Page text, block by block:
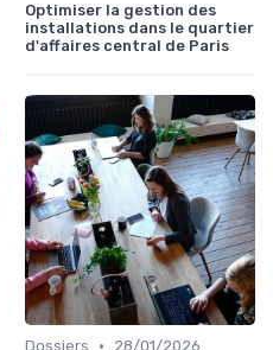
Optimiser la gestion des
installations dans le quartier
d'affaires central de Paris
Dossiers
28/01/2026